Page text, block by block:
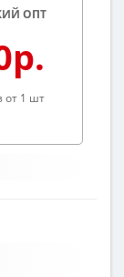
ОПТ
от 1 шт